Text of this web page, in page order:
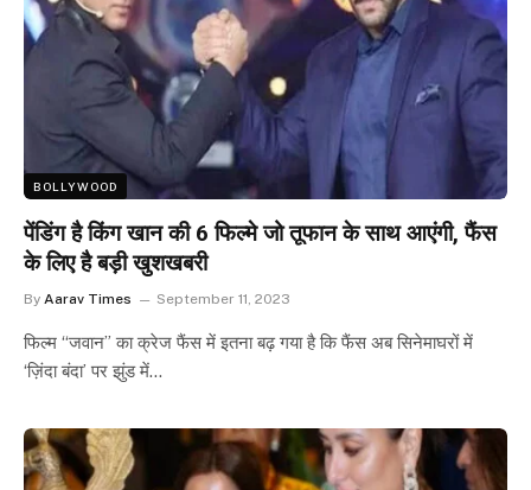
BOLLYWOOD
पेंडिंग है किंग खान की 6 फिल्मे जो तूफान के साथ आएंगी, फैंस
के लिए है बड़ी खुशखबरी
By Aarav Times September 11, 2023
फिल्म “जवान” का क्रेज फैंस में इतना बढ़ गया है कि फैंस अब सिनेमाघरों में
‘ज़िंदा बंदा’ पर झुंड में…